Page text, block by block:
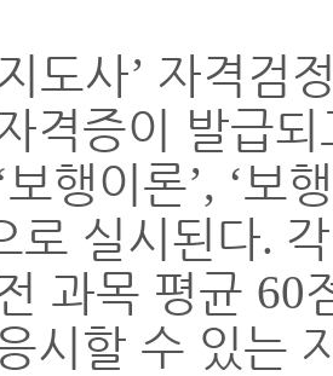
도사’ 자격검
격증이 발급되
보행이론’, ‘보
로 실시된다.
과목 평균 60
시할 수 있는